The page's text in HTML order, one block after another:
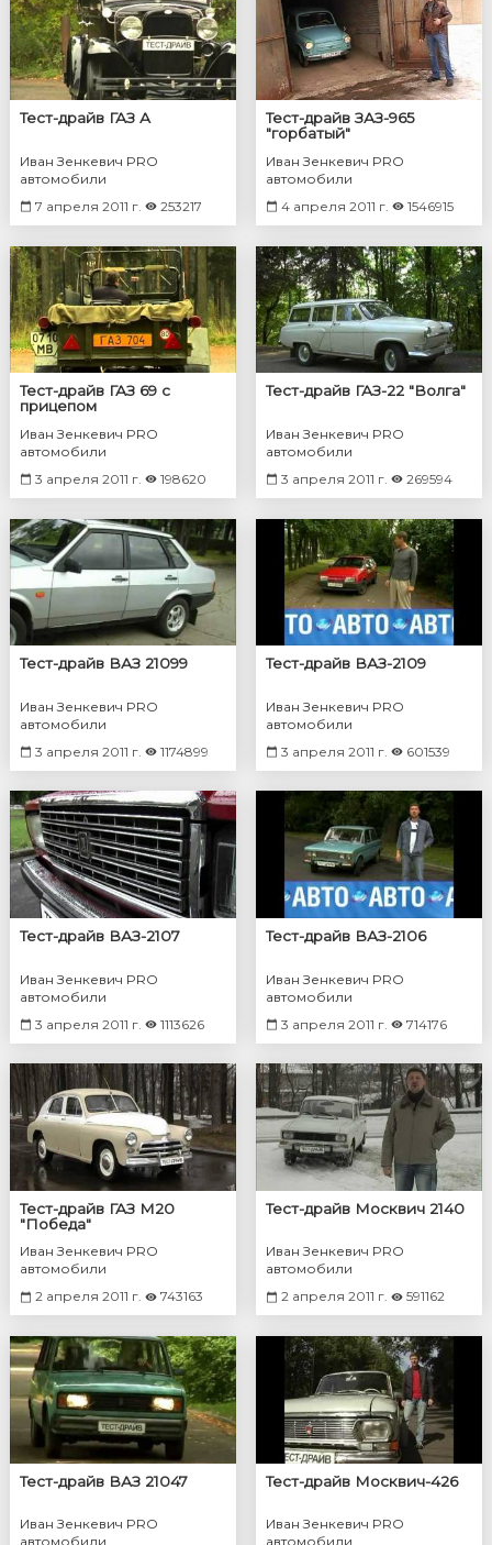
Тест-драйв ГАЗ А
Иван Зенкевич PRO
автомобили
7 апреля 2011 г.
253217
Тест-драйв ЗАЗ-965
"горбатый"
Иван Зенкевич PRO
автомобили
4 апреля 2011 г.
1546915
Тест-драйв ГАЗ 69 с
прицепом
Иван Зенкевич PRO
автомобили
3 апреля 2011 г.
198620
Тест-драйв ГАЗ-22 "Волга"
Иван Зенкевич PRO
автомобили
3 апреля 2011 г.
269594
Тест-драйв ВАЗ 21099
Иван Зенкевич PRO
автомобили
3 апреля 2011 г.
1174899
Тест-драйв ВАЗ-2109
Иван Зенкевич PRO
автомобили
3 апреля 2011 г.
601539
Тест-драйв ВАЗ-2107
Иван Зенкевич PRO
автомобили
3 апреля 2011 г.
1113626
Тест-драйв ВАЗ-2106
Иван Зенкевич PRO
автомобили
3 апреля 2011 г.
714176
Тест-драйв ГАЗ М20
"Победа"
Иван Зенкевич PRO
автомобили
2 апреля 2011 г.
743163
Тест-драйв Москвич 2140
Иван Зенкевич PRO
автомобили
2 апреля 2011 г.
591162
Тест-драйв ВАЗ 21047
Иван Зенкевич PRO
автомобили
Тест-драйв Москвич-426
Иван Зенкевич PRO
автомобили